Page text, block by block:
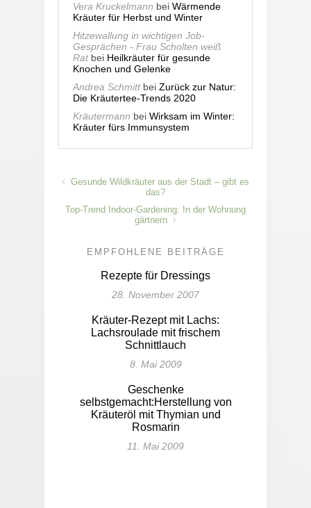
Vera Kruckelmann bei Wärmende
Kräuter für Herbst und Winter
Hitzewallung in wichtigen Job-
Gesprächen - Frau Scholten weiß
Ratbei Heilkräuter für gesunde
Knochen und Gelenke
Andrea Schmittbei Zurück zur Natur:
Die Kräutertee-Trends 2020
Kräutermann bei Wirksam im Winter:
Kräuter fürs Immunsystem
Gesunde Wildkräuter aus der Stadt – gibt es
das?
Top-Trend Indoor-Gardening: In der Wohnung
gärtnern
EMPFOHLENE BEITRÄGE
Rezepte für Dressings
28. November 2007
Kräuter-Rezept mit Lachs:
Lachsroulade mit frischem
Schnittlauch
8. Mai 2009
Geschenke
selbstgemacht:Herstellung von
Kräuteröl mit Thymian und
Rosmarin
11. Mai 2009